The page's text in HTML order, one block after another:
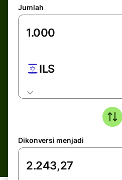
Jumlah
ILS
Dikonversi menjadi